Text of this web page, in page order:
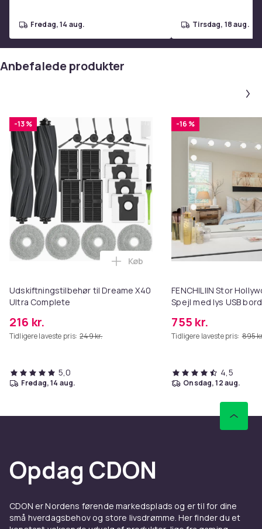
fredag, 14 aug. tirsdag, 18 aug.
Anbefalede produkter
-13 %
Udskiftningstilbehør til Dreame X40
Ultra Complete
216 kr.
Tidligere laveste pris: 249 kr.
Læg Udskiftningstilbehør til
Køb
5,0
fredag, 14 aug.
-16 %
FENCHILIIN Stor
Spejl med lys USB
755 kr.
Tidligere laveste pris: 895
4,5
onsdag, 12 aug.
Opdag CDON
CDON er Nordens førende markedsplads og er til for dine
små hverdagsbehov og store livsdrømme. Her finder du et